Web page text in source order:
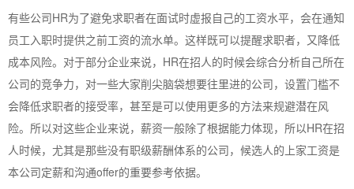
有些公司HR为了避免求职者在面试时虚报自己的工资水平，会在通知
员工入职时提供之前工资的流水单。这样既可以提醒求职者，又降低
成本风险。对于部分企业来说，HR在招人的时候会综合分析自己所在
公司的竞争力，对一些大家削尖脑袋想要往里进的公司，设置门槛不
会降低求职者的接受率，甚至是可以使用更多的方法来规避潜在风
险。所以对这些企业来说，薪资一般除了根据能力体现，所以HR在招
人时候，尤其是那些没有职级薪酬体系的公司，候选人的上家工资是
本公司定薪和沟通offer的重要参考依据。